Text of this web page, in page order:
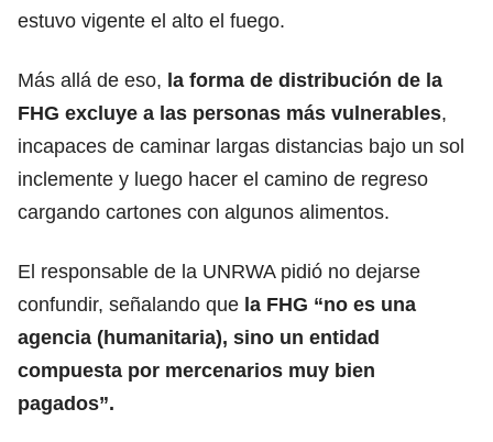
estuvo vigente el alto el fuego.
Más allá de eso, la forma de distribución de la
FHG excluye a las personas más vulnerables,
incapaces de caminar largas distancias bajo un sol
inclemente y luego hacer el camino de regreso
cargando cartones con algunos alimentos.
El responsable de la UNRWA pidió no dejarse
confundir, señalando que la FHG “no es una
agencia (humanitaria), sino un entidad
compuesta por mercenarios muy bien
pagados”.